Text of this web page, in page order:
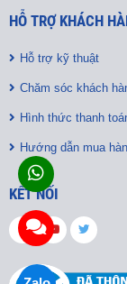
HỖ TRỢ KHÁCH
Hỗ trợ kỹ thuật
Chăm sóc khách
Hình thức thanh
Hướng dẫn mua
KẾT NỐI